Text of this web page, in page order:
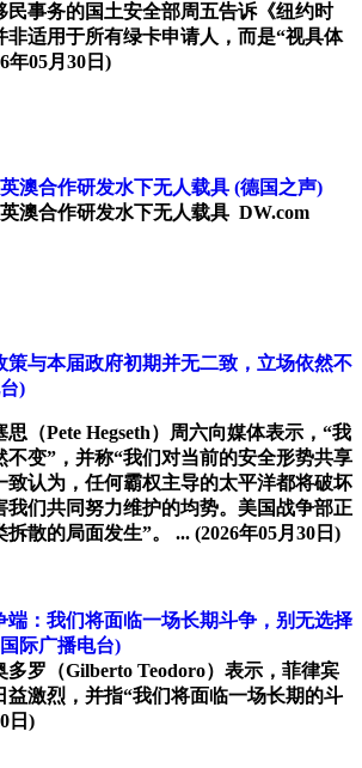
民事务的国土安全部周五告诉《纽约时
非适用于所有绿卡申请人，而是“视具体
年05月30日)
澳合作研发水下无人载具 (德国之声)
澳合作研发水下无人载具 DW.com
策与本届政府初期并无二致，立场依然不
)
（Pete Hegseth）周六向媒体表示，“我
不变”，并称“我们对当前的安全形势共享
致认为，任何霸权主导的太平洋都将破坏
我们共同努力维护的均势。美国战争部正
散的局面发生”。 ... (2026年05月30日)
端：我们将面临一场长期斗争，别无选择
际广播电台)
罗（Gilberto Teodoro）表示，菲律宾
益激烈，并指“我们将面临一场长期的斗
日)